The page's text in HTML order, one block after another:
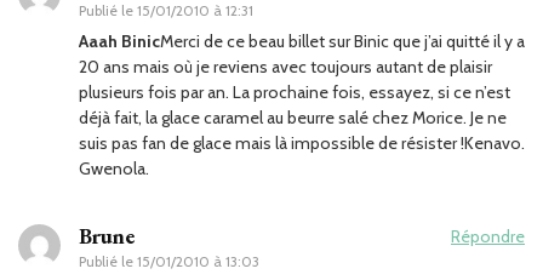
Publié le 15/01/2010 à 12:31
Aaah BinicMerci de ce beau billet sur Binic que j’ai quitté il y a
20 ans mais où je reviens avec toujours autant de plaisir
plusieurs fois par an. La prochaine fois, essayez, si ce n’est
déjà fait, la glace caramel au beurre salé chez Morice. Je ne
suis pas fan de glace mais là impossible de résister !Kenavo.
Gwenola.
Brune
Publié le 15/01/2010 à 13:03
Répondre